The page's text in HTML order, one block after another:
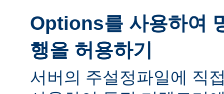
Options를 사용하여
행을 허용하기
서버의 주설정파일에 직